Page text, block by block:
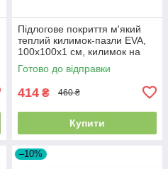
Підлогове покриття м'який
теплий килимок-пазли EVA,
100х100х1 см, килимок на
підлогу для дітей, Червоний
Готово до відправки
414 ₴ 460 ₴
Купити
–10%